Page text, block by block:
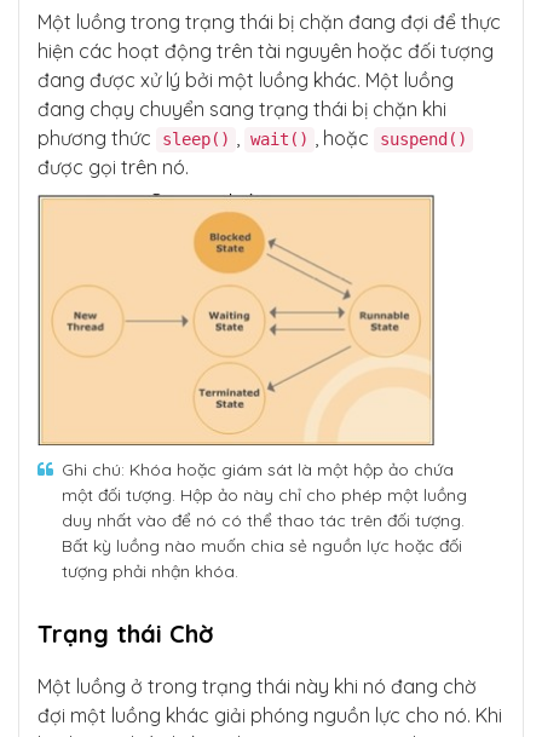
Một luồng trong trạng thái bị chặn đang đợi để thực
hiện các hoạt động trên tài nguyên hoặc đối tượng
đang được xử lý bởi một luồng khác. Một luồng
đang chạy chuyển sang trạng thái bị chặn khi
phương thức
sleep() , wait() , hoặc suspend()
được gọi trên nó.
Ghi chú: Khóa hoặc giám sát là một hộp ảo chứa
một đối tượng. Hộp ảo này chỉ cho phép một luồng
duy nhất vào để nó có thể thao tác trên đối tượng.
Bất kỳ luồng nào muốn chia sẻ nguồn lực hoặc đối
tượng phải nhận khóa.
Trạng thái Chờ
Một luồng ở trong trạng thái này khi nó đang chờ
đợi một luồng khác giải phóng nguồn lực cho nó. Khi